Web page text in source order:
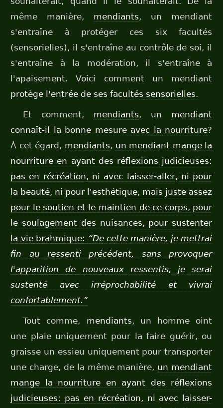
même manière, mendiants, un mendiant
s'entraîne à protéger ces six facultés
(sensorielles), il s'entraîne au contrôle de soi, il
s'entraîne à la modération, il s'entraîne à
l'apaisement. Voici comment un mendiant
protège l'entrée de ses facultés sensorielles.
Et comment, mendiants, un mendiant
connaît-il la bonne mesure avec la nourriture?
À cet égard, mendiants, un mendiant mange la
nourriture en ayant des réflexions judicieuses:
pas en récréation, ni avec laisser-aller, ni pour
la beauté, ni pour l'esthétique, mais juste assez
pour le soutien et le maintien de ce corps, pour
le soulagement des nuisances, pour sustenter
la vie brahmique: “De cette manière, je mettrai
fin au ressenti précédent, sans provoquer
l'apparition de nouveaux ressentis, je serai
sustenté avec irréprochabilité et vivrai
confortablement.”
Tout comme, mendiants, un homme oint
une plaie uniquement pour la faire guérir, ou
graisse un essieu uniquement pour transporter
une charge, de la même manière, un mendiant
mange la nourriture en ayant des réflexions
judicieuses: pas en récréation, ni avec laisser-